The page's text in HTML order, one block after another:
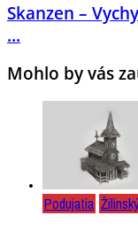
Skanzen –
...
Mohlo by vás
Podujatia